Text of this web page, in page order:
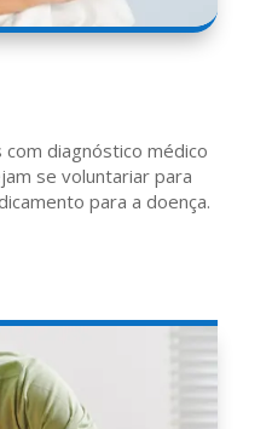
diagnóstico médico
se voluntariar para
para a doença.